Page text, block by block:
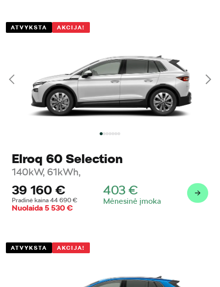
ATVYKSTA AKCIJA!
Elroq 60 Selection
140kW, 61kWh,
39 160 €
Pradinė kaina 44 690 €
Nuolaida 5 530 €
403 €
Mėnesinė įmoka
ATVYKSTA AKCIJA!